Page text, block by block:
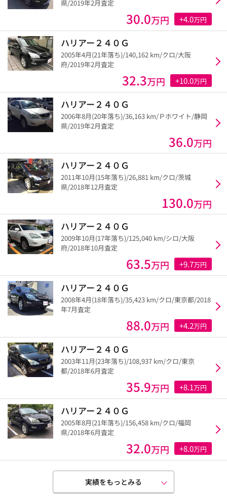
県/2019年2月査定
30.0万円 +4.0万円
ハリアー２４０Ｇ
2005年4月(21年落ち)/140,162 km/クロ/大阪
府/2019年2月査定
32.3万円 +10.0万円
ハリアー２４０Ｇ
2006年8月(20年落ち)/36,163 km/Ｐホワイト/静岡
県/2019年2月査定
36.0万円
ハリアー２４０Ｇ
2011年10月(15年落ち)/26,881 km/クロ/茨城
県/2018年12月査定
130.0万円
ハリアー２４０Ｇ
2009年10月(17年落ち)/125,040 km/シロ/大阪
府/2018年10月査定
63.5万円 +9.7万円
ハリアー２４０Ｇ
2008年4月(18年落ち)/35,423 km/クロ/東京都/2018
年7月査定
88.0万円 +4.2万円
ハリアー２４０Ｇ
2003年11月(23年落ち)/108,937 km/クロ/東京
都/2018年6月査定
35.9万円 +8.1万円
ハリアー２４０Ｇ
2005年8月(21年落ち)/156,458 km/クロ/福岡
県/2018年6月査定
32.0万円 +8.0万円
実績をもっとみる